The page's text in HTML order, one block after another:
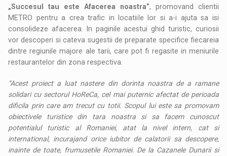
„Succesul tau este Afacerea noastra”, promovand clientii
METRO pentru a crea trafic in locatiile lor si a-i ajuta sa isi
consolideze afacerea. In paginile acestui ghid turistic, curiosii
vor descoperi si cateva sugestii de preparate specifice fiecareia
dintre regiunile majore ale tarii, care pot fi regasite in meniurile
restaurantelor din zona respectiva.
“Acest proiect a luat nastere din dorinta noastra de a ramane
solidari cu sectorul HoReCa, cel mai puternic afectat de perioada
dificila prin care am trecut cu totii. Scopul lui este sa promovam
obiectivele turistice din tara noastra si sa facem cunoscut
potentialul turistic al Romaniei, atat la nivel intern, cat si
international, incurajand orice iubitor de calatorii sa descopere,
inainte de toate, frumusetile Romaniei. De la Cazanele Dunarii si